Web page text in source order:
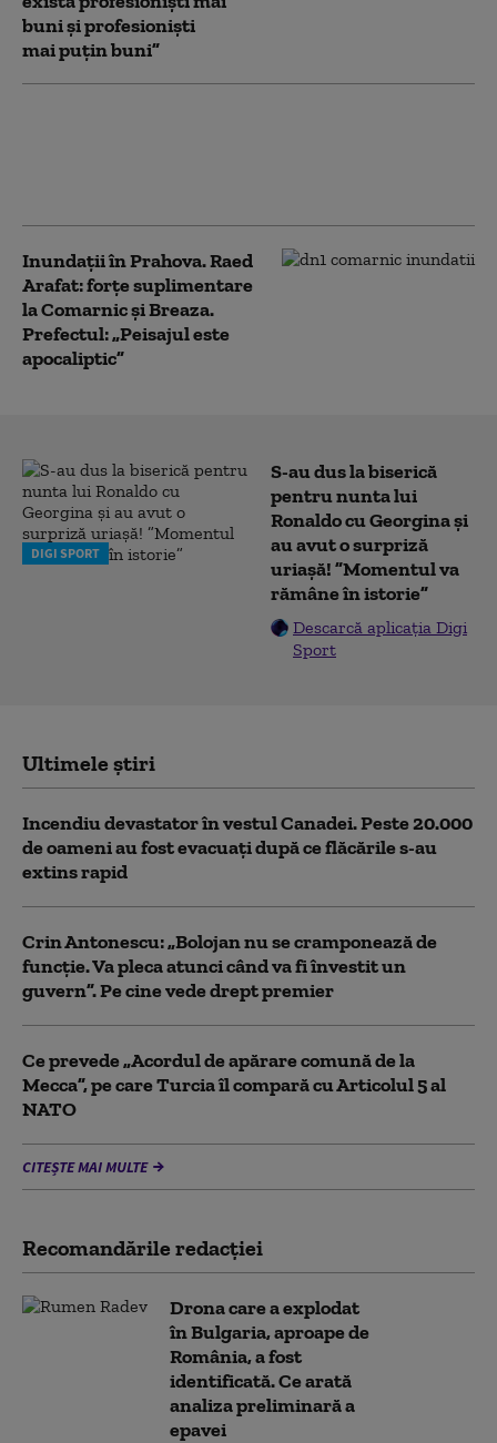
buni și profesioniști
mai puțin buni”
Inundații în Prahova. Raed
Arafat: forțe suplimentare
la Comarnic și Breaza.
Prefectul: „Peisajul este
apocaliptic”
DIGI SPORT
S-au dus la biserică
pentru nunta lui
Ronaldo cu Georgina și
au avut o surpriză
uriașă! ”Momentul va
rămâne în istorie”
Descarcă aplicația Digi
Sport
Ultimele știri
Incendiu devastator în vestul Canadei. Peste 20.000
de oameni au fost evacuați după ce flăcările s-au
extins rapid
Crin Antonescu: „Bolojan nu se cramponează de
funcție. Va pleca atunci când va fi învestit un
guvern”. Pe cine vede drept premier
Ce prevede „Acordul de apărare comună de la
Mecca”, pe care Turcia îl compară cu Articolul 5 al
NATO
CITEȘTE MAI MULTE
Recomandările redacţiei
Drona care a explodat
în Bulgaria, aproape de
România, a fost
identificată. Ce arată
analiza preliminară a
epavei